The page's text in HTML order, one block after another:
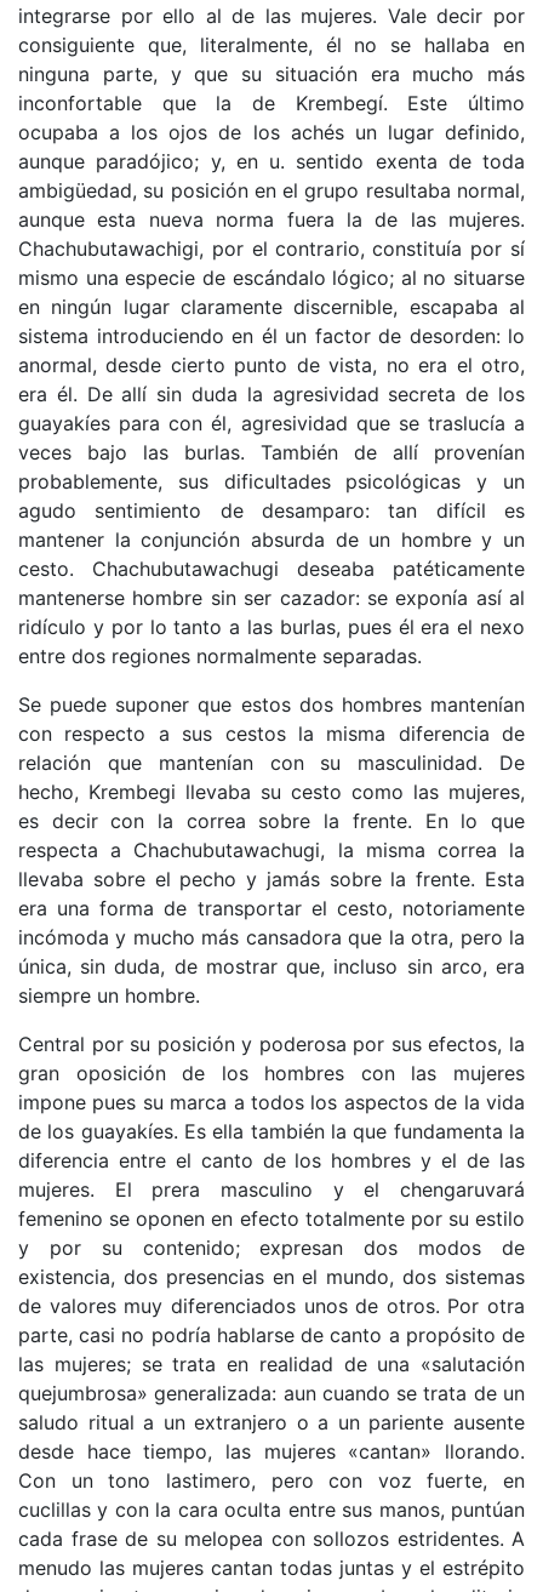
integrarse por ello al de las mujeres. Vale decir por
consiguiente que, literalmente, él no se hallaba en
ninguna parte, y que su situación era mucho más
inconfortable que la de Krembegí. Este último
ocupaba a los ojos de los achés un lugar definido,
aunque paradójico; y, en u. sentido exenta de toda
ambigüedad, su posición en el grupo resultaba normal,
aunque esta nueva norma fuera la de las mujeres.
Chachubutawachigi, por el contrario, constituía por sí
mismo una especie de escándalo lógico; al no situarse
en ningún lugar claramente discernible, escapaba al
sistema introduciendo en él un factor de desorden: lo
anormal, desde cierto punto de vista, no era el otro,
era él. De allí sin duda la agresividad secreta de los
guayakíes para con él, agresividad que se traslucía a
veces bajo las burlas. También de allí provenían
probablemente, sus dificultades psicológicas y un
agudo sentimiento de desamparo: tan difícil es
mantener la conjunción absurda de un hombre y un
cesto. Chachubutawachugi deseaba patéticamente
mantenerse hombre sin ser cazador: se exponía así al
ridículo y por lo tanto a las burlas, pues él era el nexo
entre dos regiones normalmente separadas.
Se puede suponer que estos dos hombres mantenían
con respecto a sus cestos la misma diferencia de
relación que mantenían con su masculinidad. De
hecho, Krembegi llevaba su cesto como las mujeres,
es decir con la correa sobre la frente. En lo que
respecta a Chachubutawachugi, la misma correa la
llevaba sobre el pecho y jamás sobre la frente. Esta
era una forma de transportar el cesto, notoriamente
incómoda y mucho más cansadora que la otra, pero la
única, sin duda, de mostrar que, incluso sin arco, era
siempre un hombre.
Central por su posición y poderosa por sus efectos, la
gran oposición de los hombres con las mujeres
impone pues su marca a todos los aspectos de la vida
de los guayakíes. Es ella también la que fundamenta la
diferencia entre el canto de los hombres y el de las
mujeres. El prera masculino y el chengaruvará
femenino se oponen en efecto totalmente por su estilo
y por su contenido; expresan dos modos de
existencia, dos presencias en el mundo, dos sistemas
de valores muy diferenciados unos de otros. Por otra
parte, casi no podría hablarse de canto a propósito de
las mujeres; se trata en realidad de una «salutación
quejumbrosa» generalizada: aun cuando se trata de un
saludo ritual a un extranjero o a un pariente ausente
desde hace tiempo, las mujeres «cantan» llorando.
Con un tono lastimero, pero con voz fuerte, en
cuclillas y con la cara oculta entre sus manos, puntúan
cada frase de su melopea con sollozos estridentes. A
menudo las mujeres cantan todas juntas y el estrépito